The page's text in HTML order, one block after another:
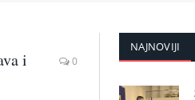
i
0
NAJNOVIJI